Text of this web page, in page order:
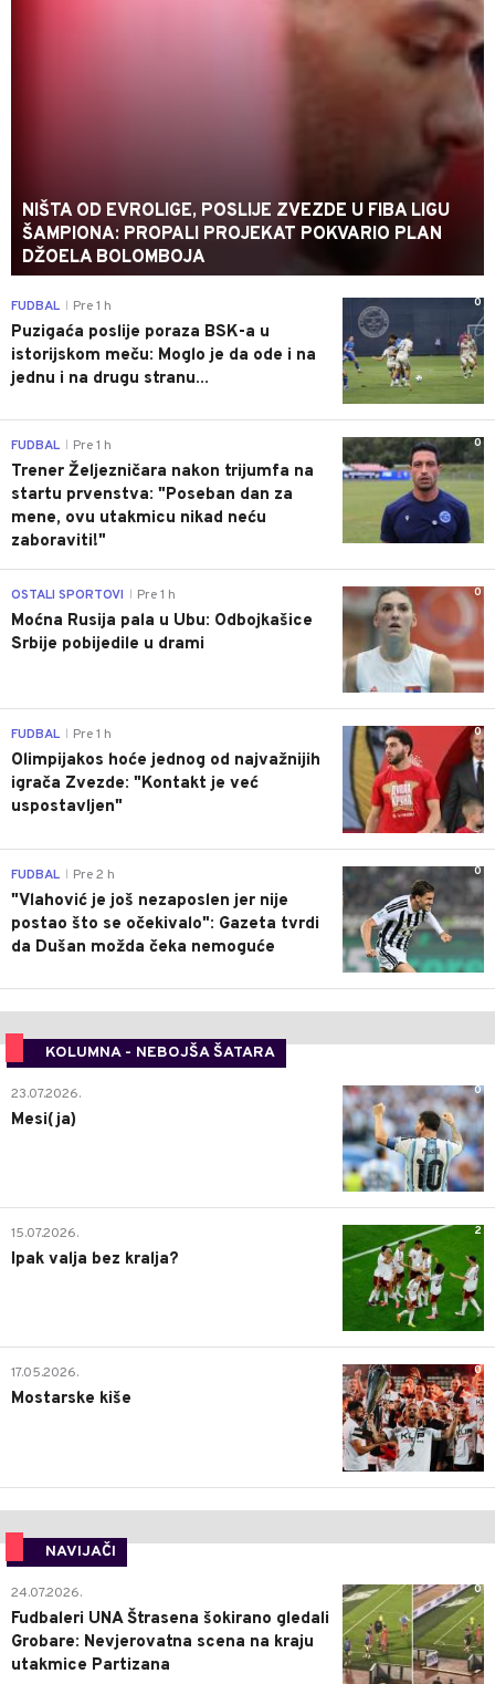
NIŠTA OD EVROLIGE, POSLIJE ZVEZDE U FIBA LIGU
ŠAMPIONA: PROPALI PROJEKAT POKVARIO PLAN
DŽOELA BOLOMBOJA
0
FUDBAL Pre 1 h
Puzigaća poslije poraza BSK-a u
istorijskom meču: Moglo je da ode i na
jednu i na drugu stranu...
0
FUDBAL Pre 1 h
Trener Željezničara nakon trijumfa na
startu prvenstva: "Poseban dan za
mene, ovu utakmicu nikad neću
zaboraviti!"
0
OSTALI SPORTOVI Pre 1 h
Moćna Rusija pala u Ubu: Odbojkašice
Srbije pobijedile u drami
0
FUDBAL Pre 1 h
Olimpijakos hoće jednog od najvažnijih
igrača Zvezde: "Kontakt je već
uspostavljen"
0
FUDBAL Pre 2 h
"Vlahović je još nezaposlen jer nije
postao što se očekivalo": Gazeta tvrdi
da Dušan možda čeka nemoguće
KOLUMNA - NEBOJŠA ŠATARA
0
23.07.2026.
Mesi(ja)
2
15.07.2026.
Ipak valja bez kralja?
0
17.05.2026.
Mostarske kiše
NAVIJAČI
0
24.07.2026.
Fudbaleri UNA Štrasena šokirano gledali
Grobare: Nevjerovatna scena na kraju
utakmice Partizana